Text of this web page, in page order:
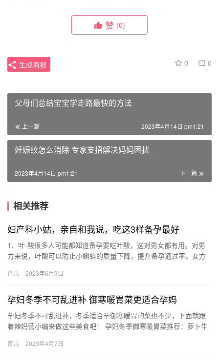
赞 (0)
0 0
生成海报
父母们总结宝宝学走路最快的方法
上一篇 2023年4月14日 pm1:21
妊娠纹怎么消除 专家支招解决妈妈困扰
下一篇
2023年4月14日 pm1:21
相关推荐
妇产科小姑，亲自和我说，吃这3样备孕最好
1、叶-酸很多人可能都知道备孕要吃叶酸，这对男女都有用。对男
方来说，叶酸可以防止小蝌蚪的质量下降，提升备孕通过率。女方
道…
育儿 2023年6月9日
孕妇冬季不可乱进补 御寒暖胃菜更适合孕妈
孕妇冬季不可乱进补，冬季适合孕御寒暖胃的菜也不少，下面就跟
着辣妈营小编来做这些美食吧！ 孕妇冬季御寒暖胃菜推荐：萝卜牛
育儿 2023年4月7日